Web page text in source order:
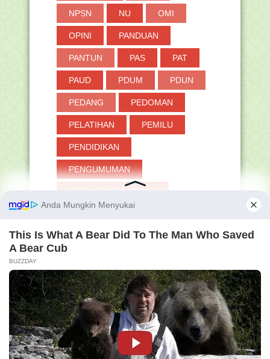
NPSN NU OMI
OPINI PANDUAN
PANTUN PAS PAT
PAUD PDUM PDUN
PEDANG PEDOMAN
PELATIHAN PEMILU
PENDIDIKAN
PENGUMUMAN
PESANTREN PGMNI
PJOK PKB PKKM
PLPG PNS
POKJAWAS POLITIK
PPDB PPG PPPK